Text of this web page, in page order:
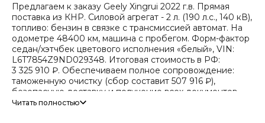
Предлагаем к заказу Geely Xingrui 2022 г.в. Прямая
поставка из КНР. Силовой агрегат - 2 л. (190 л.с., 140 кВ),
топливо: бензин в связке с трансмиссией автомат. На
одометре 48400 км, машина с пробегом. Форм-фактор
седан/хэтчбек цветового исполнения «белый», VIN:
L6T7854Z9ND029348. Итоговая стоимость в РФ:
3 325 910 ₽. Обеспечиваем полное сопровождение:
таможенную очистку (сбор составит 507 916 ₽),
безопасную доставку и получение всех документов.
Читать полностью